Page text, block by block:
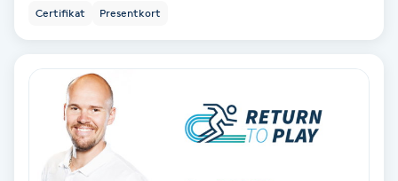
Herrklippning
HIFU
Hollywood Peel
Hot Stone Massage
Certifikat Presentkort